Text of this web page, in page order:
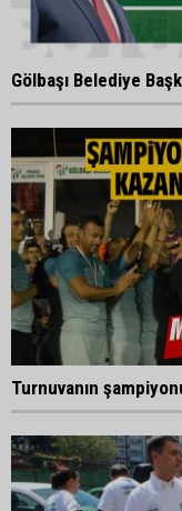
Gölbaşı Belediye
Turnuvanın